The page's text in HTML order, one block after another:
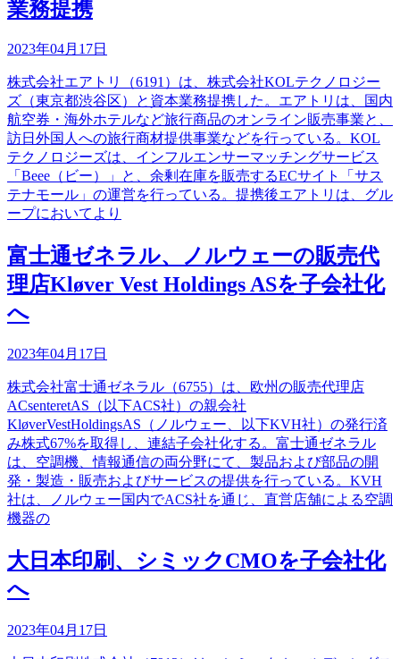
業務提携
2023年04月17日
株式会社エアトリ（6191）は、株式会社KOLテクノロジー
ズ（東京都渋谷区）と資本業務提携した。エアトリは、国内
航空券・海外ホテルなど旅行商品のオンライン販売事業と、
訪日外国人への旅行商材提供事業などを行っている。KOL
テクノロジーズは、インフルエンサーマッチングサービス
「Beee（ビー）」と、余剰在庫を販売するECサイト「サス
テナモール」の運営を行っている。提携後エアトリは、グル
ープにおいてより
富士通ゼネラル、ノルウェーの販売代
理店Kløver Vest Holdings ASを子会社化
へ
2023年04月17日
株式会社富士通ゼネラル（6755）は、欧州の販売代理店
ACsenteretAS（以下ACS社）の親会社
KløverVestHoldingsAS（ノルウェー、以下KVH社）の発行済
み株式67%を取得し、連結子会社化する。富士通ゼネラル
は、空調機、情報通信の両分野にて、製品および部品の開
発・製造・販売およびサービスの提供を行っている。KVH
社は、ノルウェー国内でACS社を通じ、直営店舗による空調
機器の
大日本印刷、シミックCMOを子会社化
へ
2023年04月17日